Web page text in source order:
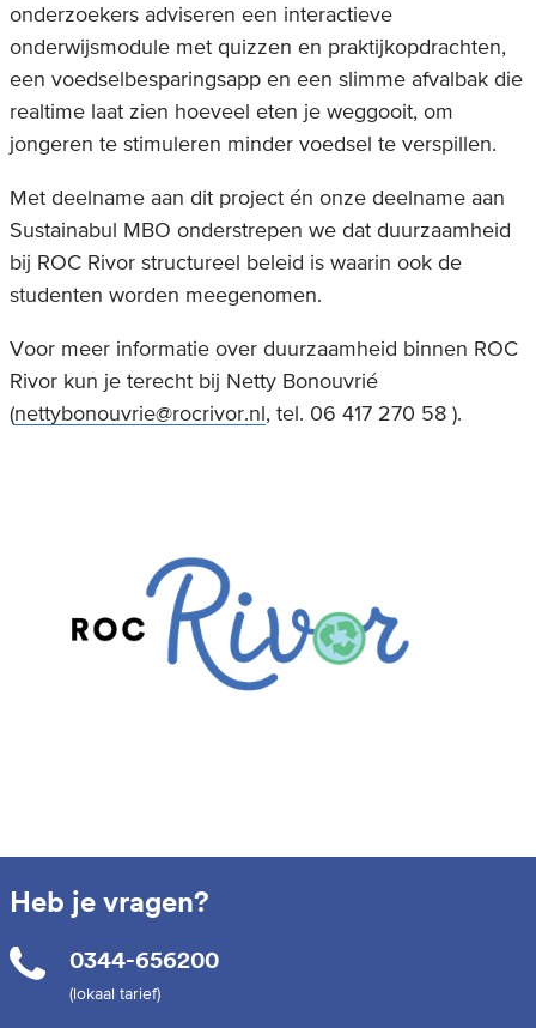
onderzoekers adviseren een interactieve
onderwijsmodule met quizzen en praktijkopdrachten,
een voedselbesparingsapp en een slimme afvalbak die
realtime laat zien hoeveel eten je weggooit, om
jongeren te stimuleren minder voedsel te verspillen.
Met deelname aan dit project én onze deelname aan
Sustainabul MBO onderstrepen we dat duurzaamheid
bij ROC Rivor structureel beleid is waarin ook de
studenten worden meegenomen.
Voor meer informatie over duurzaamheid binnen ROC
Rivor kun je terecht bij Netty Bonouvrié
(nettybonouvrie@rocrivor.nl, tel. 06 417 270 58 ).
Heb je vragen?
0344-656200
(lokaal tarief)